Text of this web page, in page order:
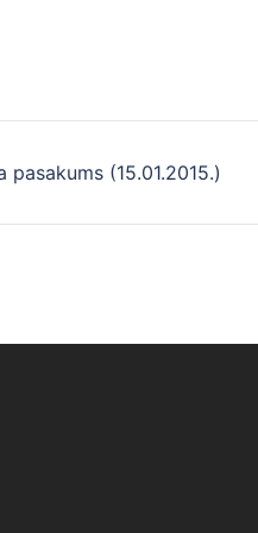
pasakums (15.01.2015.)